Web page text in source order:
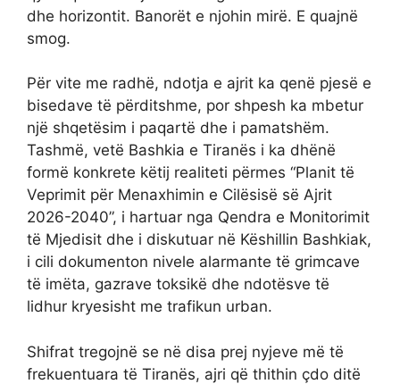
dhe horizontit. Banorët e njohin mirë. E quajnë
smog.
Për vite me radhë, ndotja e ajrit ka qenë pjesë e
bisedave të përditshme, por shpesh ka mbetur
një shqetësim i paqartë dhe i pamatshëm.
Tashmë, vetë Bashkia e Tiranës i ka dhënë
formë konkrete këtij realiteti përmes “Planit të
Veprimit për Menaxhimin e Cilësisë së Ajrit
2026-2040”, i hartuar nga Qendra e Monitorimit
të Mjedisit dhe i diskutuar në Këshillin Bashkiak,
i cili dokumenton nivele alarmante të grimcave
të imëta, gazrave toksikë dhe ndotësve të
lidhur kryesisht me trafikun urban.
Shifrat tregojnë se në disa prej nyjeve më të
frekuentuara të Tiranës, ajri që thithin çdo ditë